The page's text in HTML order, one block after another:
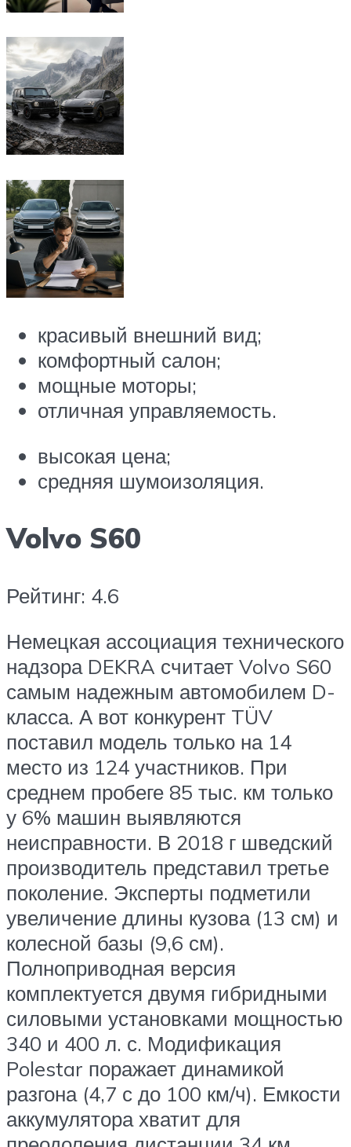
красивый внешний вид;
комфортный салон;
мощные моторы;
отличная управляемость.
высокая цена;
средняя шумоизоляция.
Volvo S60
Рейтинг: 4.6
Немецкая ассоциация технического
надзора DEKRA считает Volvo S60
самым надежным автомобилем D-
класса. А вот конкурент TÜV
поставил модель только на 14
место из 124 участников. При
среднем пробеге 85 тыс. км только
у 6% машин выявляются
неисправности. В 2018 г шведский
производитель представил третье
поколение. Эксперты подметили
увеличение длины кузова (13 см) и
колесной базы (9,6 см).
Полноприводная версия
комплектуется двумя гибридными
силовыми установками мощностью
340 и 400 л. с. Модификация
Polestar поражает динамикой
разгона (4,7 с до 100 км/ч). Емкости
аккумулятора хватит для